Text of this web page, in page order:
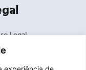
Legal
de Privacidade